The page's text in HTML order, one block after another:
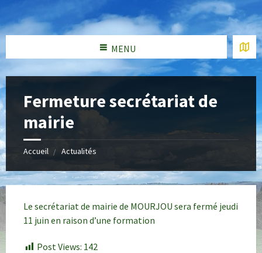
MENU
Fermeture secrétariat de
mairie
Accueil Actualités
Le secrétariat de mairie de MOURJOU sera fermé jeudi
11 juin en raison d’une formation
Post Views: 142